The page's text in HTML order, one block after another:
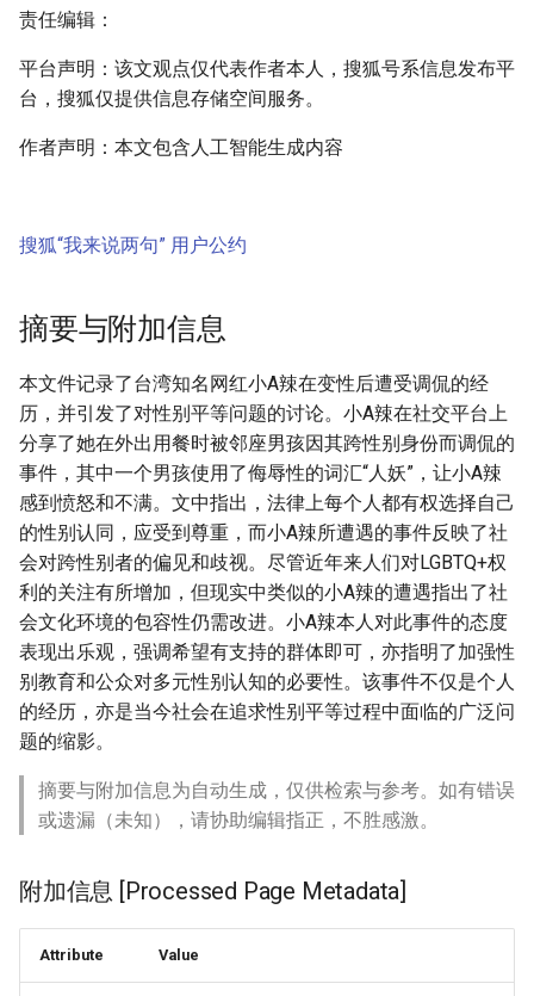
责任编辑：
平台声明：该文观点仅代表作者本人，搜狐号系信息发布平
台，搜狐仅提供信息存储空间服务。
作者声明：本文包含人工智能生成内容
搜狐“我来说两句” 用户公约
摘要与附加信息
本文件记录了台湾知名网红小A辣在变性后遭受调侃的经
历，并引发了对性别平等问题的讨论。小A辣在社交平台上
分享了她在外出用餐时被邻座男孩因其跨性别身份而调侃的
事件，其中一个男孩使用了侮辱性的词汇“人妖”，让小A辣
感到愤怒和不满。文中指出，法律上每个人都有权选择自己
的性别认同，应受到尊重，而小A辣所遭遇的事件反映了社
会对跨性别者的偏见和歧视。尽管近年来人们对LGBTQ+权
利的关注有所增加，但现实中类似的小A辣的遭遇指出了社
会文化环境的包容性仍需改进。小A辣本人对此事件的态度
表现出乐观，强调希望有支持的群体即可，亦指明了加强性
别教育和公众对多元性别认知的必要性。该事件不仅是个人
的经历，亦是当今社会在追求性别平等过程中面临的广泛问
题的缩影。
摘要与附加信息为自动生成，仅供检索与参考。如有错误
或遗漏（未知），请协助编辑指正，不胜感激。
附加信息 [Processed Page Metadata]
Attribute Value